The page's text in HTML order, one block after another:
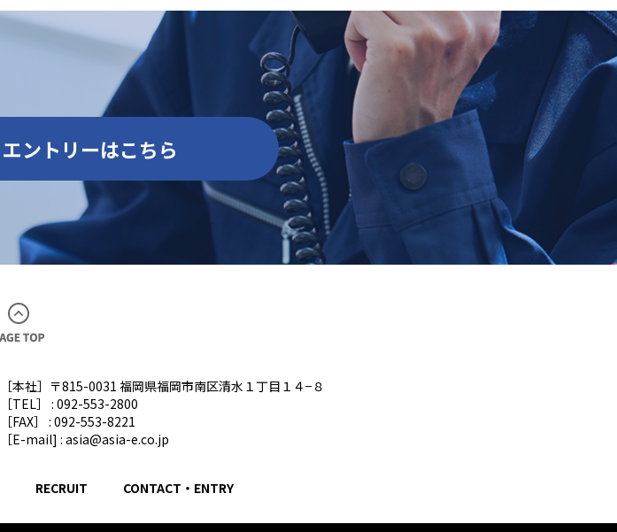
ントリーはこちら
［本社］〒815-0031 福岡県福岡市南区清水１丁目１４−８
［TEL］ : 092-553-2800
［FAX］ : 092-553-8221
［E-mail] : asia@asia-e.co.jp
RECRUIT CONTACT・ENTRY